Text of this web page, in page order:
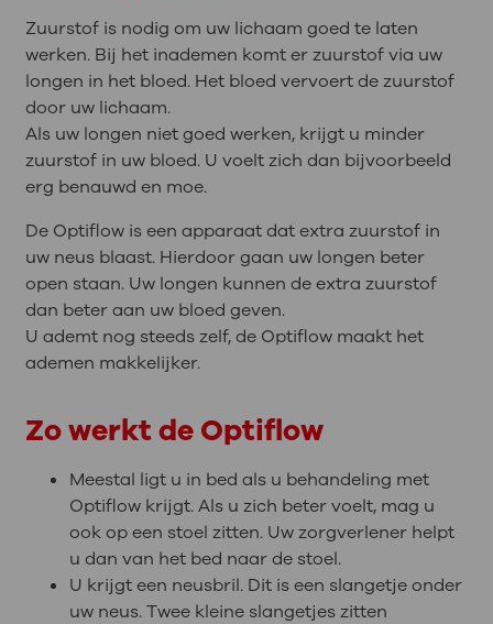
Zuurstof is nodig om uw lichaam goed te laten
werken. Bij het inademen komt er zuurstof via uw
longen in het bloed. Het bloed vervoert de zuurstof
door uw lichaam.
Als uw longen niet goed werken, krijgt u minder
zuurstof in uw bloed. U voelt zich dan bijvoorbeeld
erg benauwd en moe.
De Optiflow is een apparaat dat extra zuurstof in
uw neus blaast. Hierdoor gaan uw longen beter
open staan. Uw longen kunnen de extra zuurstof
dan beter aan uw bloed geven.
U ademt nog steeds zelf, de Optiflow maakt het
ademen makkelijker.
Zo werkt de Optiflow
Meestal ligt u in bed als u behandeling met
Optiflow krijgt. Als u zich beter voelt, mag u
ook op een stoel zitten. Uw zorgverlener helpt
u dan van het bed naar de stoel.
U krijgt een neusbril. Dit is een slangetje onder
uw neus. Twee kleine slangetjes zitten